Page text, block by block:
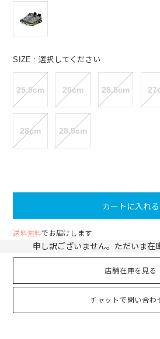
SIZE 選択してください
25.5cm 26cm 26.5cm
28cm 28.5cm
カートに入れる
送料無料でお届けします
申し訳ございません。ただいま在
店舗在庫を見る
チャットで問い合わ